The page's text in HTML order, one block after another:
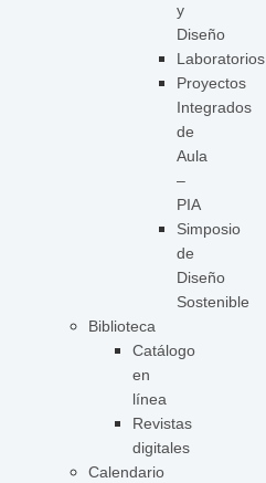
y
Diseño
Laboratorios
Proyectos
Integrados
de
Aula
–
PIA
Simposio
de
Diseño
Sostenible
Biblioteca
Catálogo
en
línea
Revistas
digitales
Calendario